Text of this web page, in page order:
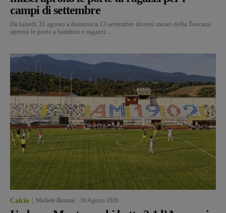
campi di settembre
Da lunedì 31 agosto a domenica 13 settembre diversi musei della Toscana
aprono le porte a bambini e ragazzi...
Calcio Michele Bossini 10 Agosto 2026